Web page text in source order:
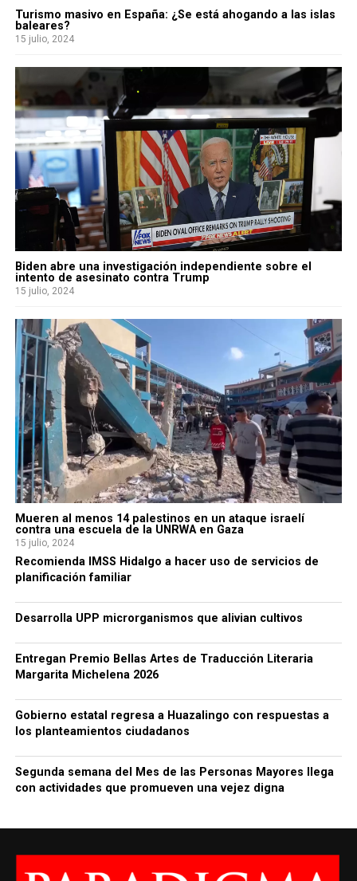
Turismo masivo en España: ¿Se está ahogando a las islas
baleares?
15 julio, 2024
Biden abre una investigación independiente sobre el
intento de asesinato contra Trump
15 julio, 2024
Mueren al menos 14 palestinos en un ataque israelí
contra una escuela de la UNRWA en Gaza
15 julio, 2024
Recomienda IMSS Hidalgo a hacer uso de servicios de
planificación familiar
Desarrolla UPP microrganismos que alivian cultivos
Entregan Premio Bellas Artes de Traducción Literaria
Margarita Michelena 2026
Gobierno estatal regresa a Huazalingo con respuestas a
los planteamientos ciudadanos
Segunda semana del Mes de las Personas Mayores llega
con actividades que promueven una vejez digna